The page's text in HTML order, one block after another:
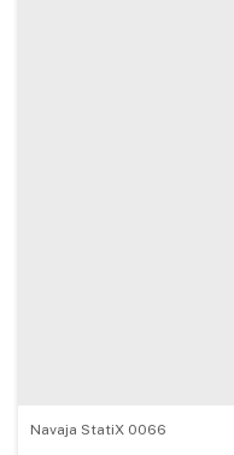
Navaja StatiX 0066